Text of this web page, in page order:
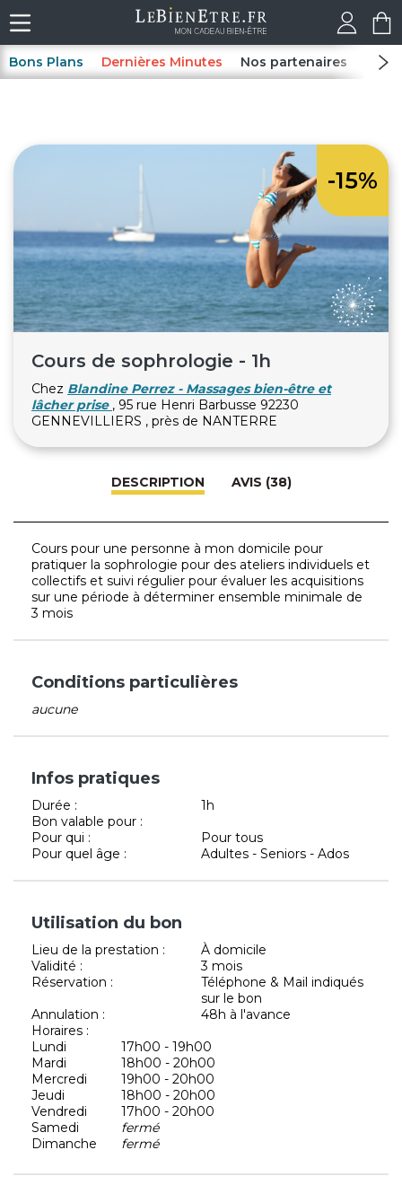
Bons Plans Dernières Minutes Nos partenaires Spas
-15%
Cours de sophrologie - 1h
Chez Blandine Perrez - Massages bien-être et
lâcher prise , 95 rue Henri Barbusse 92230
GENNEVILLIERS , près de NANTERRE
DESCRIPTION AVIS (38)
Cours pour une personne à mon domicile pour
pratiquer la sophrologie pour des ateliers individuels et
collectifs et suivi régulier pour évaluer les acquisitions
sur une période à déterminer ensemble minimale de
3 mois
Conditions particulières
aucune
Infos pratiques
Durée :
1h
Bon valable pour :
Pour qui :
Pour tous
Pour quel âge :
Adultes - Seniors - Ados
Utilisation du bon
Lieu de la prestation :
À domicile
Validité :
3 mois
Réservation :
Téléphone & Mail indiqués
sur le bon
Annulation :
48h à l'avance
Horaires :
Lundi
17h00 - 19h00
Mardi
18h00 - 20h00
Mercredi
19h00 - 20h00
Jeudi
18h00 - 20h00
Vendredi
17h00 - 20h00
Samedi
fermé
Dimanche
fermé